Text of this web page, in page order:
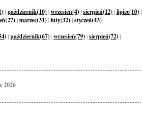
|październik(10)|wrzesień(4)|sierpień(12)|lipiec(10)|
|marzec(31)|luty(32)|styczeń(43)
|październik(67)|wrzesień(79)|sierpień(72)|
2026